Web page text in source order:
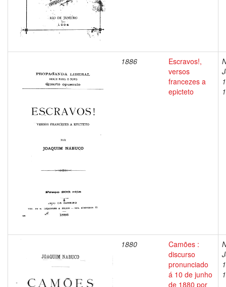
1886
Escravos!,
versos
francezes a
epicteto
1880
Camões :
discurso
pronunciado
á 10 de junho
de 1880 por